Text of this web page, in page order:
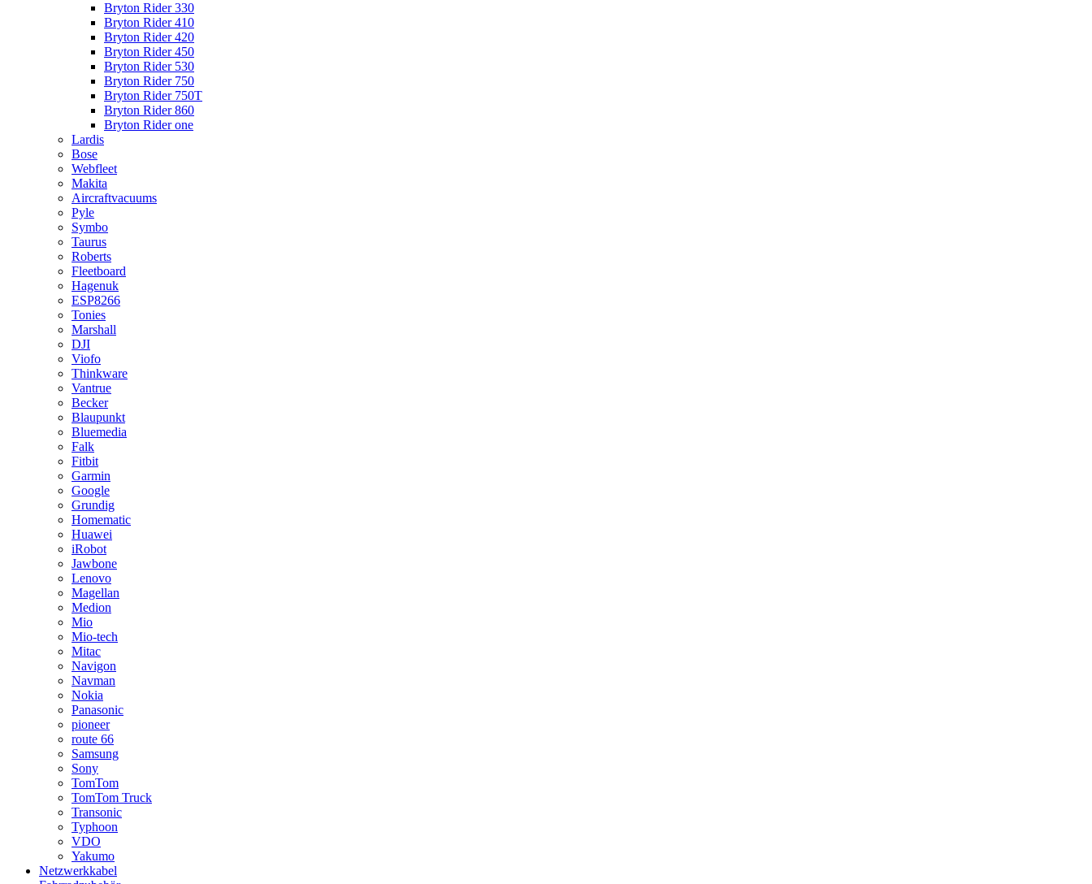
Bryton Rider 330
Bryton Rider 410
Bryton Rider 420
Bryton Rider 450
Bryton Rider 530
Bryton Rider 750
Bryton Rider 750T
Bryton Rider 860
Bryton Rider one
Lardis
Bose
Webfleet
Makita
Aircraftvacuums
Pyle
Symbo
Taurus
Roberts
Fleetboard
Hagenuk
ESP8266
Tonies
Marshall
DJI
Viofo
Thinkware
Vantrue
Becker
Blaupunkt
Bluemedia
Falk
Fitbit
Garmin
Google
Grundig
Homematic
Huawei
iRobot
Jawbone
Lenovo
Magellan
Medion
Mio
Mio-tech
Mitac
Navigon
Navman
Nokia
Panasonic
pioneer
route 66
Samsung
Sony
TomTom
TomTom Truck
Transonic
Typhoon
VDO
Yakumo
Netzwerkkabel